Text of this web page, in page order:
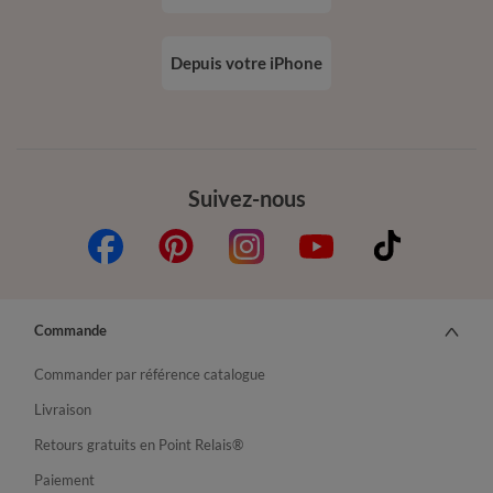
Suivez-nous
Depuis votre iPhone
Commande
Commander par référence catalogue
Livraison
Retours gratuits en Point Relais®
Paiement